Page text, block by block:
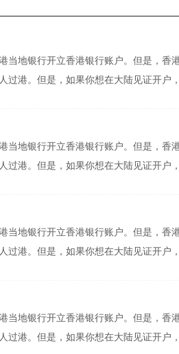
当地银行开立香港银行账户。但是，
过港。但是，如果你想在大陆见证开
当地银行开立香港银行账户。但是，
过港。但是，如果你想在大陆见证开
当地银行开立香港银行账户。但是，
过港。但是，如果你想在大陆见证开
当地银行开立香港银行账户。但是，
过港。但是，如果你想在大陆见证开